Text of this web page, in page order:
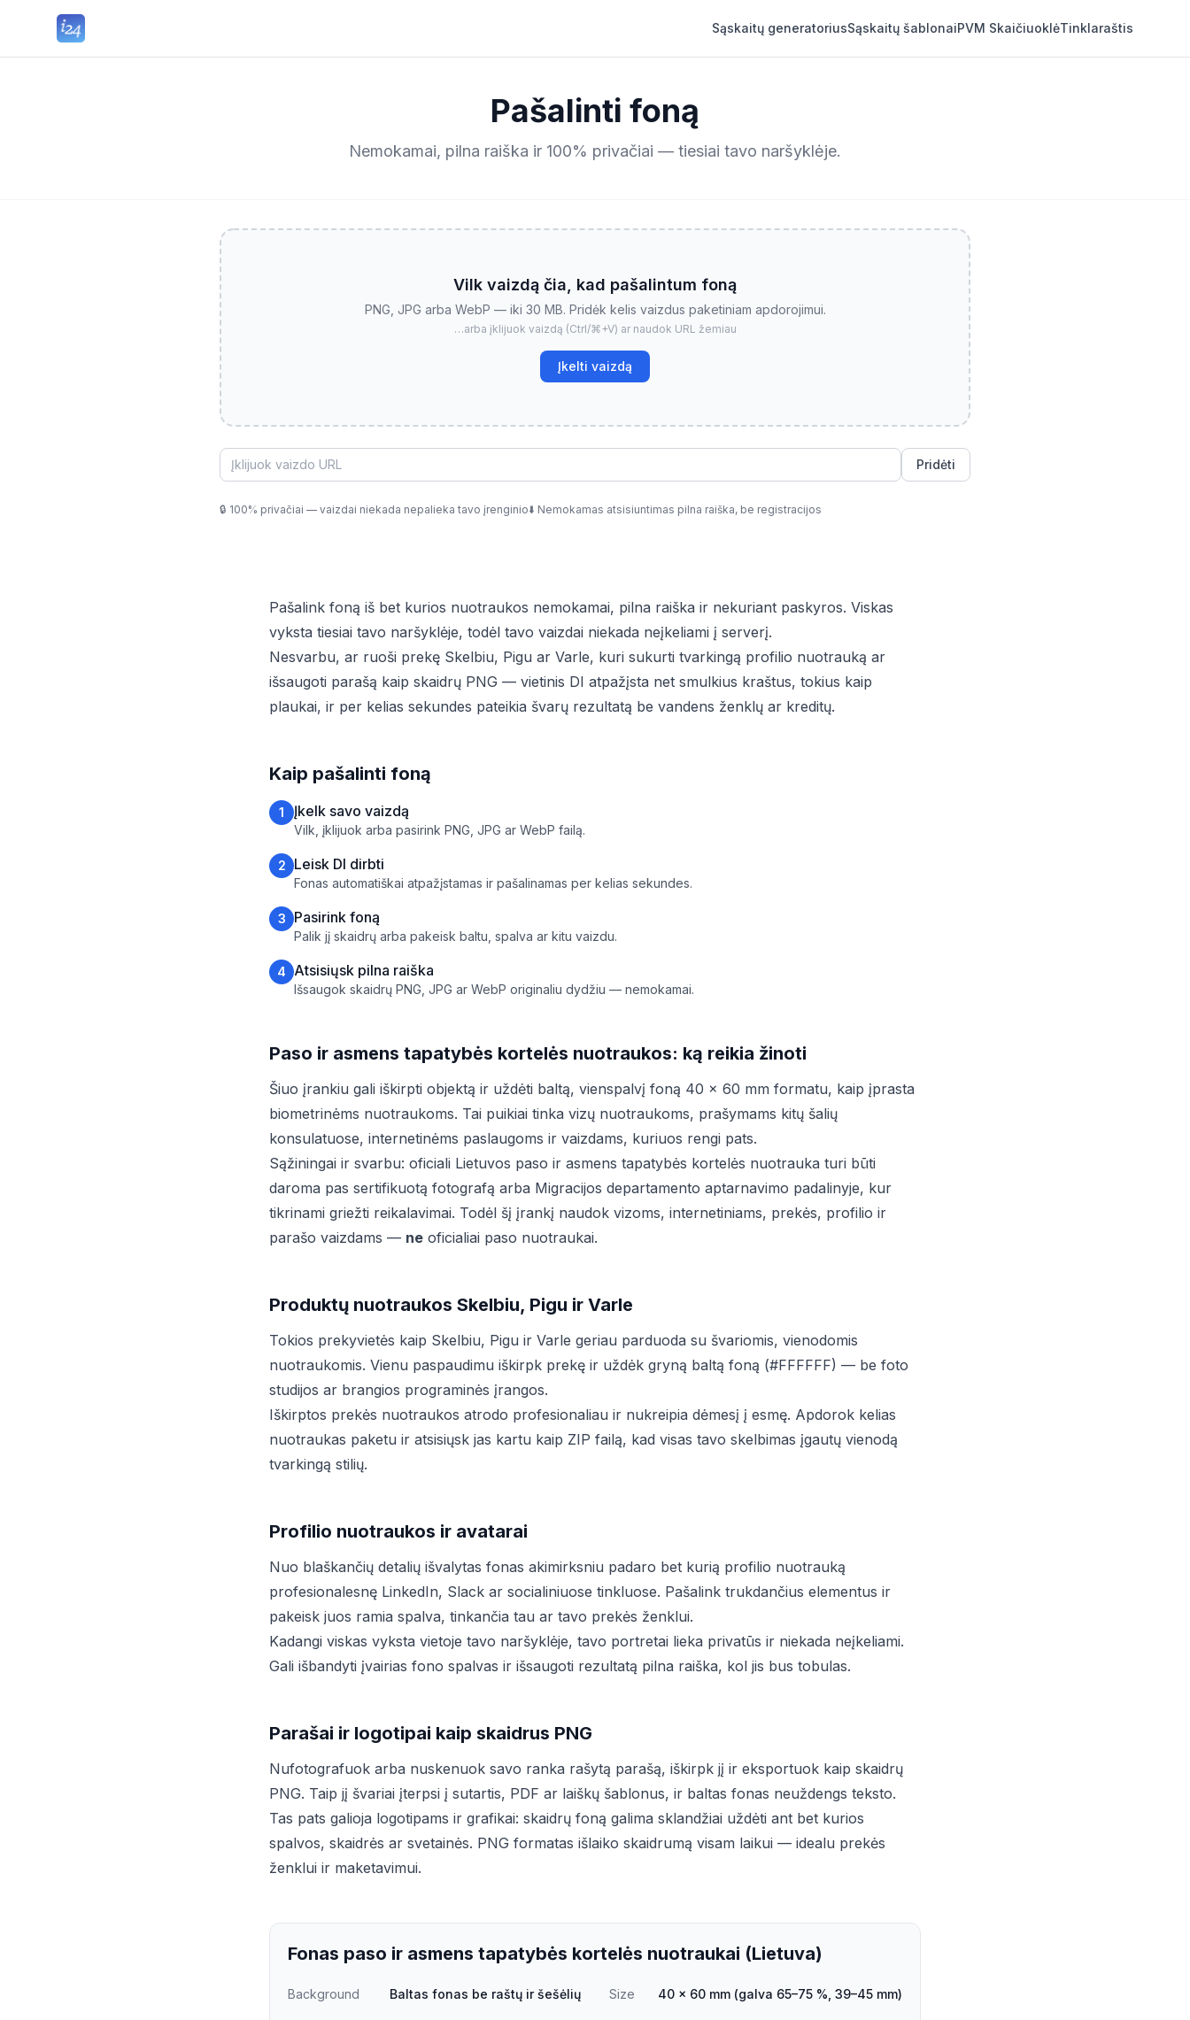
Sąskaitų generatoriusSąskaitų šablonaiPVM SkaičiuoklėTinklaraštis
Pašalinti foną
Nemokamai, pilna raiška ir 100% privačiai — tiesiai tavo naršyklėje.
Vilk vaizdą čia, kad pašalintum foną
PNG, JPG arba WebP — iki 30 MB. Pridėk kelis vaizdus paketiniam apdorojimui.
…arba įklijuok vaizdą (Ctrl/⌘+V) ar naudok URL žemiau
Įkelti vaizdą
Pridėti
🔒 100% privačiai — vaizdai niekada nepalieka tavo įrenginio⬇️ Nemokamas atsisiuntimas pilna raiška, be registracijos
Pašalink foną iš bet kurios nuotraukos nemokamai, pilna raiška ir nekuriant paskyros. Viskas
vyksta tiesiai tavo naršyklėje, todėl tavo vaizdai niekada neįkeliami į serverį.
Nesvarbu, ar ruoši prekę Skelbiu, Pigu ar Varle, kuri sukurti tvarkingą profilio nuotrauką ar
išsaugoti parašą kaip skaidrų PNG — vietinis DI atpažįsta net smulkius kraštus, tokius kaip
plaukai, ir per kelias sekundes pateikia švarų rezultatą be vandens ženklų ar kreditų.
Kaip pašalinti foną
1 Įkelk savo vaizdą
Vilk, įklijuok arba pasirink PNG, JPG ar WebP failą.
2 Leisk DI dirbti
Fonas automatiškai atpažįstamas ir pašalinamas per kelias sekundes.
3 Pasirink foną
Palik jį skaidrų arba pakeisk baltu, spalva ar kitu vaizdu.
4 Atsisiųsk pilna raiška
Išsaugok skaidrų PNG, JPG ar WebP originaliu dydžiu — nemokamai.
Paso ir asmens tapatybės kortelės nuotraukos: ką reikia žinoti
Šiuo įrankiu gali iškirpti objektą ir uždėti baltą, vienspalvį foną 40 × 60 mm formatu, kaip įprasta
biometrinėms nuotraukoms. Tai puikiai tinka vizų nuotraukoms, prašymams kitų šalių
konsulatuose, internetinėms paslaugoms ir vaizdams, kuriuos rengi pats.
Sąžiningai ir svarbu: oficiali Lietuvos paso ir asmens tapatybės kortelės nuotrauka turi būti
daroma pas sertifikuotą fotografą arba Migracijos departamento aptarnavimo padalinyje, kur
tikrinami griežti reikalavimai. Todėl šį įrankį naudok vizoms, internetiniams, prekės, profilio ir
parašo vaizdams — ne oficialiai paso nuotraukai.
Produktų nuotraukos Skelbiu, Pigu ir Varle
Tokios prekyvietės kaip Skelbiu, Pigu ir Varle geriau parduoda su švariomis, vienodomis
nuotraukomis. Vienu paspaudimu iškirpk prekę ir uždėk gryną baltą foną (#FFFFFF) — be foto
studijos ar brangios programinės įrangos.
Iškirptos prekės nuotraukos atrodo profesionaliau ir nukreipia dėmesį į esmę. Apdorok kelias
nuotraukas paketu ir atsisiųsk jas kartu kaip ZIP failą, kad visas tavo skelbimas įgautų vienodą
tvarkingą stilių.
Profilio nuotraukos ir avatarai
Nuo blaškančių detalių išvalytas fonas akimirksniu padaro bet kurią profilio nuotrauką
profesionalesnę LinkedIn, Slack ar socialiniuose tinkluose. Pašalink trukdančius elementus ir
pakeisk juos ramia spalva, tinkančia tau ar tavo prekės ženklui.
Kadangi viskas vyksta vietoje tavo naršyklėje, tavo portretai lieka privatūs ir niekada neįkeliami.
Gali išbandyti įvairias fono spalvas ir išsaugoti rezultatą pilna raiška, kol jis bus tobulas.
Parašai ir logotipai kaip skaidrus PNG
Nufotografuok arba nuskenuok savo ranka rašytą parašą, iškirpk jį ir eksportuok kaip skaidrų
PNG. Taip jį švariai įterpsi į sutartis, PDF ar laiškų šablonus, ir baltas fonas neuždengs teksto.
Tas pats galioja logotipams ir grafikai: skaidrų foną galima sklandžiai uždėti ant bet kurios
spalvos, skaidrės ar svetainės. PNG formatas išlaiko skaidrumą visam laikui — idealu prekės
ženklui ir maketavimui.
Fonas paso ir asmens tapatybės kortelės nuotraukai (Lietuva)
Background Baltas fonas be raštų ir šešėlių Size 40 × 60 mm (galva 65–75 %, 39–45 mm)